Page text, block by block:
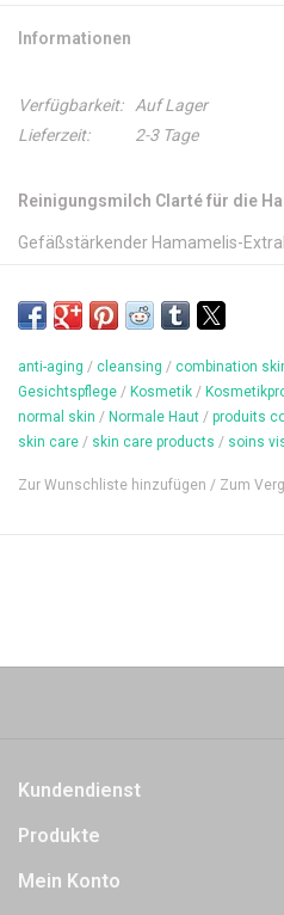
Informationen
Verfügbarkeit:
Auf Lager
Lieferzeit:
2-3 Tage
Reinigungsmilch Clarté für die
Gefäßstärkender Hamamelis-
Inhalt: 200 ml
anti-aging / cleansing / combination
Gesichtspflege / Kosmetik /
normal skin / Normale Haut / produits
skin care / skin care products / soins
Zur Wunschliste hinzufügen / Zum
Kundendienst
Produkte
Mein Konto